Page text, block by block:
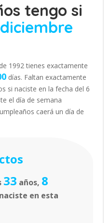
tengo si
1992 tienes exactamente
días. Faltan exactamente
si naciste en la fecha del 6
el día de semana
caerá un día de
33 años, 8
en esta